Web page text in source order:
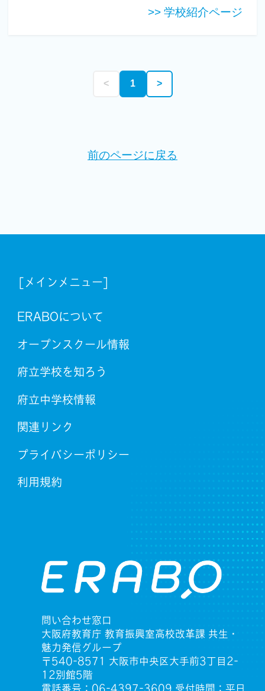
>> 学校紹介ページ
< 1 >
前のページに戻る
[メインメニュー]
ERABOについて
オープンスクール情報
府立学校を知ろう
府立中学校情報
関連リンク
プライバシーポリシー
利用規約
問い合わせ窓口
大阪府教育庁 教育振興室高校改革課 共生・
魅力発信グループ
〒540-8571 大阪市中央区大手前3丁目2-
12別館5階
電話番号：06-4397-3609 受付時間：平日